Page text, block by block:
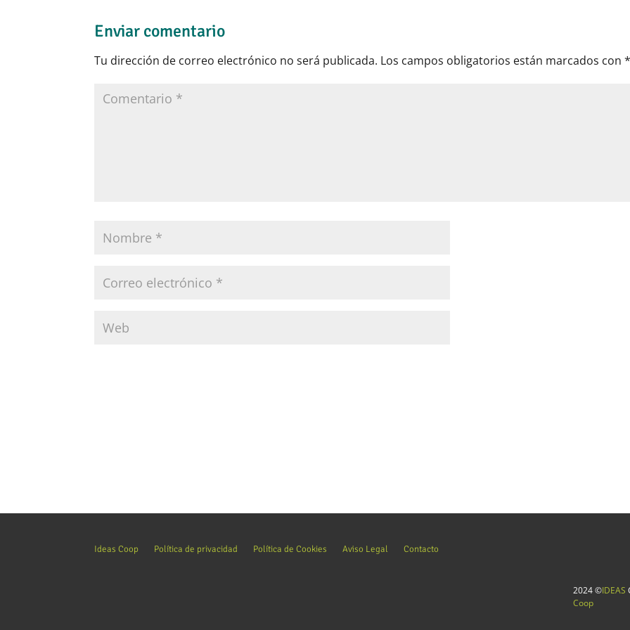
Enviar comentario
Tu dirección de correo electrónico no será publicada. Los campos obligatorios están marcados con
Ideas Coop Política de privacidad Política de Cookies Aviso Legal Contacto
2024 ©IDEAS
Coop